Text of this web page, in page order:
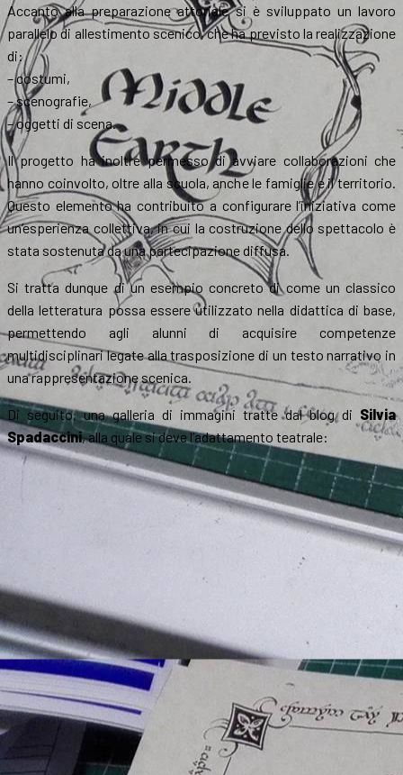
Accanto alla preparazione attoriale si è sviluppato un lavoro
parallelo di allestimento scenico, che ha previsto la realizzazione
di:
– costumi,
– scenografie,
– oggetti di scena.
Il progetto ha inoltre permesso di avviare collaborazioni che
hanno coinvolto, oltre alla scuola, anche le famiglie e il territorio.
Questo elemento ha contribuito a configurare l’iniziativa come
un’esperienza collettiva, in cui la costruzione dello spettacolo è
stata sostenuta da una partecipazione diffusa.
Si tratta dunque di un esempio concreto di come un classico
della letteratura possa essere utilizzato nella didattica di base,
permettendo agli alunni di acquisire competenze
multidisciplinari legate alla trasposizione di un testo narrativo in
una rappresentazione scenica.
Di seguito, una galleria di immagini tratte dal blog di Silvia
Spadaccini, alla quale si deve l’adattamento teatrale: